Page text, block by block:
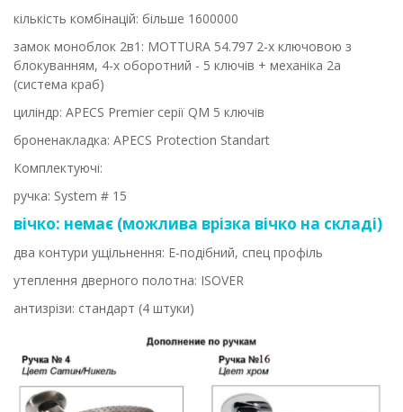
кількість комбінацій: більше 1600000
замок моноблок 2в1: MOTTURA 54.797 2-х ключовою з
блокуванням, 4-х оборотний - 5 ключів + механіка 2а
(система краб)
циліндр: APECS Premier серії QM 5 ключів
броненакладка: APECS Protection Standart
Комплектуючі:
ручка: System # 15
вічко: немає (можлива врізка вічко на складі)
два контури ущільнення: Е-подібний, спец профіль
утеплення дверного полотна: ISOVER
антизрізи: стандарт (4 штуки)